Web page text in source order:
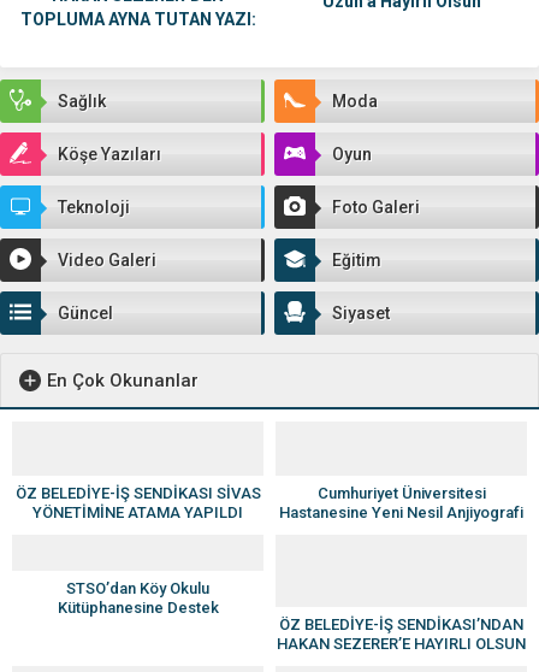
TOPLUMA AYNA TUTAN YAZI:
BİZ ONARACAĞIZ”
Sağlık Moda
Köşe Yazıları Oyun
Teknoloji Foto Galeri
Video Galeri Eğitim
Güncel Siyaset
En Çok Okunanlar
ÖZ BELEDİYE-İŞ SENDİKASI SİVAS
YÖNETİMİNE ATAMA YAPILDI
Cumhuriyet Üniversitesi
Hastanesine Yeni Nesil Anjiyografi
STSO’dan Köy Okulu
Kütüphanesine Destek
ÖZ BELEDİYE-İŞ SENDİKASI’NDAN
HAKAN SEZERER’E HAYIRLI OLSUN